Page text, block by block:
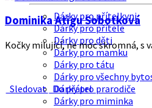
Dárky pro přítelkyni
Dárky pro přítele
Dárky pro děti
Dárky pro mamku
Dárky pro tátu
Dárky pro všechny
Dárky pro prarodiče
Dárky pro miminka
Dominika Atigu Sobotková
Kočky milující, ne moc skromná, s
Sledovat Do přátel